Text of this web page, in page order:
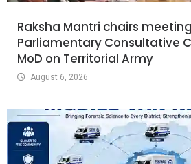
Raksha Mantri chairs
Parliamentary Consultative
MoD on Territorial Army
August 6, 2026